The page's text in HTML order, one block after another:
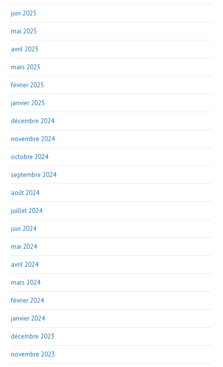
juin 2025
mai 2025
avril 2025
mars 2025
février 2025
janvier 2025
décembre 2024
novembre 2024
octobre 2024
septembre 2024
août 2024
juillet 2024
juin 2024
mai 2024
avril 2024
mars 2024
février 2024
janvier 2024
décembre 2023
novembre 2023